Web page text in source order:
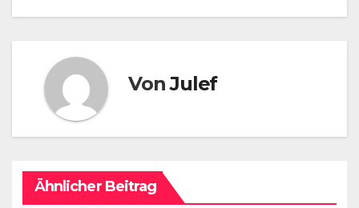
VonJulef
Ähnlicher Beitrag